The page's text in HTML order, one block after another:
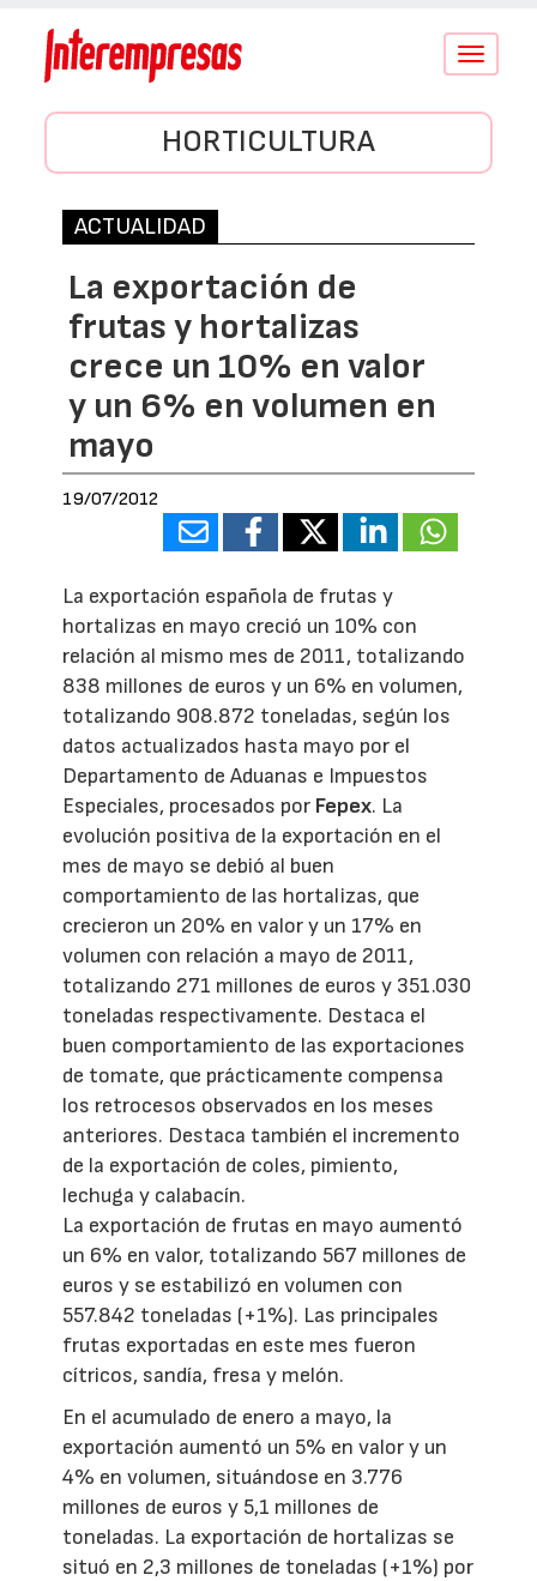
Conmutar
HORTICULTURA
ACTUALIDAD
La exportación de
frutas y hortalizas
crece un 10% en valor
y un 6% en volumen en
mayo
19/07/2012
La exportación española de frutas y
hortalizas en mayo creció un 10% con
relación al mismo mes de 2011, totalizando
838 millones de euros y un 6% en volumen,
totalizando 908.872 toneladas, según los
datos actualizados hasta mayo por el
Departamento de Aduanas e Impuestos
Especiales, procesados por Fepex. La
evolución positiva de la exportación en el
mes de mayo se debió al buen
comportamiento de las hortalizas, que
crecieron un 20% en valor y un 17% en
volumen con relación a mayo de 2011,
totalizando 271 millones de euros y 351.030
toneladas respectivamente. Destaca el
buen comportamiento de las exportaciones
de tomate, que prácticamente compensa
los retrocesos observados en los meses
anteriores. Destaca también el incremento
de la exportación de coles, pimiento,
lechuga y calabacín.
La exportación de frutas en mayo aumentó
un 6% en valor, totalizando 567 millones de
euros y se estabilizó en volumen con
557.842 toneladas (+1%). Las principales
frutas exportadas en este mes fueron
cítricos, sandía, fresa y melón.
En el acumulado de enero a mayo, la
exportación aumentó un 5% en valor y un
4% en volumen, situándose en 3.776
millones de euros y 5,1 millones de
toneladas. La exportación de hortalizas se
situó en 2,3 millones de toneladas (+1%) por